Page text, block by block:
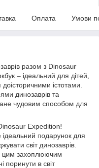
Оплата Умови
разом з Dinosaur
– ідеальний для дітей,
істотами.
динозаврів та
чудовим способом для
Expedition!
подарунок для
світ динозаврів.
цим захоплюючим
поринути в світ